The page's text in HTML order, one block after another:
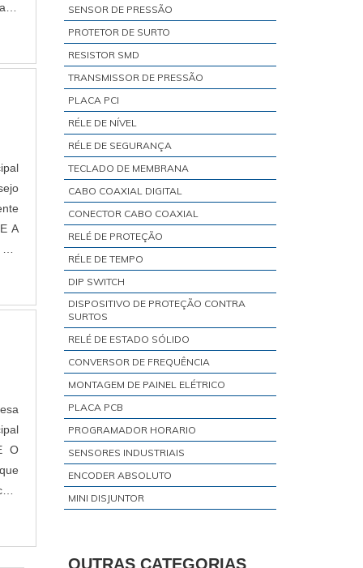
SENSOR DE PRESSÃO
PROTETOR DE SURTO
RESISTOR SMD
TRANSMISSOR DE PRESSÃO
PLACA PCI
RÉLE DE NÍVEL
RÉLE DE SEGURANÇA
TECLADO DE MEMBRANA
CABO COAXIAL DIGITAL
CONECTOR CABO COAXIAL
RELÉ DE PROTEÇÃO
RÉLE DE TEMPO
DIP SWITCH
DISPOSITIVO DE PROTEÇÃO CONTRA
SURTOS
RELÉ DE ESTADO SÓLIDO
CONVERSOR DE FREQUÊNCIA
MONTAGEM DE PAINEL ELÉTRICO
PLACA PCB
PROGRAMADOR HORARIO
SENSORES INDUSTRIAIS
ENCODER ABSOLUTO
MINI DISJUNTOR
OUTRAS CATEGORIAS